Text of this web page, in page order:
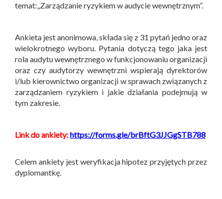
temat:„Zarządzanie ryzykiem w audycie wewnętrznym”.
Ankieta jest anonimowa, składa się z 31 pytań jedno oraz
wielokrotnego wyboru. Pytania dotyczą tego jaka jest
rola audytu wewnętrznego w funkcjonowaniu organizacji
oraz czy audytorzy wewnętrzni wspierają dyrektorów
i/lub kierownictwo organizacji w sprawach związanych z
zarządzaniem ryzykiem i jakie działania podejmują w
tym zakresie.
Link do ankiety:https://forms.gle/brBftG3JJGgSTB788
Celem ankiety jest weryfikacja hipotez przyjętych przez
dyplomantkę.